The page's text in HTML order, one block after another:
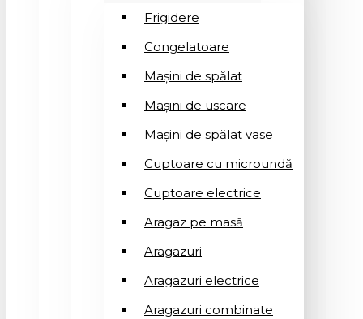
Frigidere
Congelatoare
Mașini de spălat
Mașini de uscare
Mașini de spălat vase
Cuptoare cu microundă
Cuptoare electrice
Aragaz pe masă
Aragazuri
Aragazuri electrice
Aragazuri combinate